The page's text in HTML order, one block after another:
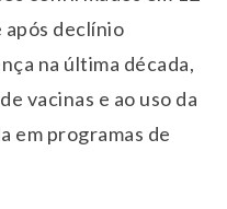
após declínio
na última década,
vacinas e ao uso da
em programas de